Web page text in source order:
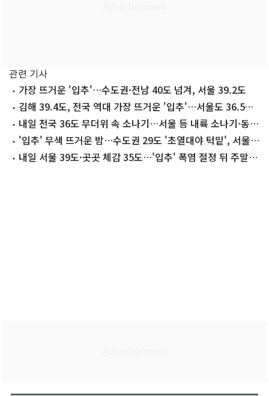
관련 기사
가장 뜨거운 '입추'…수도권·전남 40도 넘겨, 서울 39.2도
김해 39.4도, 전국 역대 가장 뜨거운 '입추'…서울도 36.5도
신기록
내일 전국 36도 무더위 속 소나기…서울 등 내륙 소나기·동
해안 폭우
'입추' 무색 뜨거운 밤…수도권 29도 '초열대야 턱밑', 서울
16일 연속
내일 서울 39도·곳곳 체감 35도…'입추' 폭염 절정 뒤 주말